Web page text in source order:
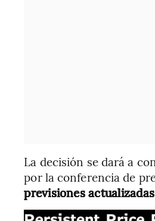
La decisión se dará a
por la conferencia de
previsiones